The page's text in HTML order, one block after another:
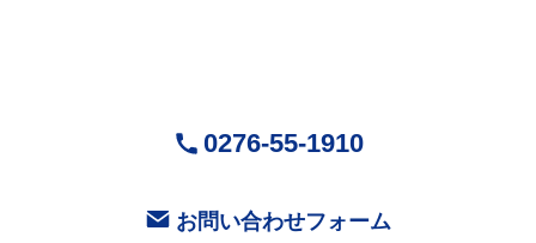
0276-55-1910
お問い合わせフォーム